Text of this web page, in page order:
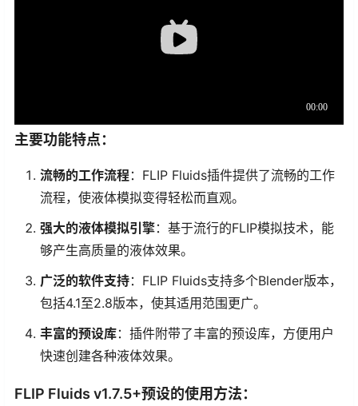
主要功能特点：
流畅的工作流程：FLIP Fluids插件提供了流畅的工作
流程，使液体模拟变得轻松而直观。
强大的液体模拟引擎：基于流行的FLIP模拟技术，能
够产生高质量的液体效果。
广泛的软件支持：FLIP Fluids支持多个Blender版本，
包括4.1至2.8版本，使其适用范围更广。
丰富的预设库：插件附带了丰富的预设库，方便用户
快速创建各种液体效果。
FLIP Fluids v1.7.5+预设的使用方法：